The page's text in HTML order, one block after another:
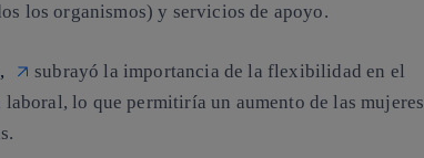
los organismos)y servicios de apoyo.
subrayó la importancia de la flexibilidad en el
laboral, lo que permitiría un aumento de las mujeres